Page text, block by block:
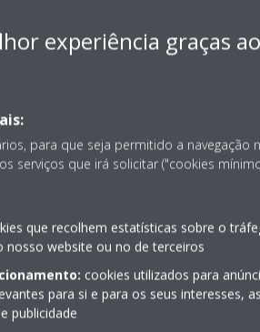
são
o
experiência graças
para que seja permitido a navegação
serviços que irá solicitar ("cookies
que recolhem estatísticas sobre o
website ou no de terceiros
cookies utilizados para
para si e para os seus interesses,
publicidade